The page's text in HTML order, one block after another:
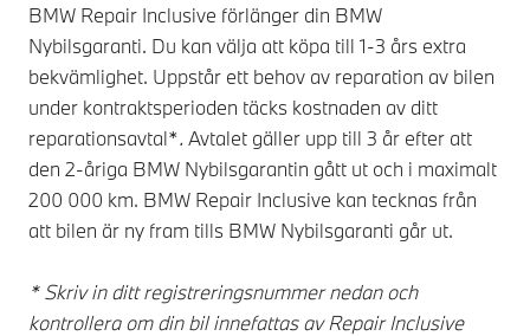
BMW Repair Inclusive förlänger din BMW
Nybilsgaranti. Du kan välja att köpa till 1-3 års extra
bekvämlighet. Uppstår ett behov av reparation av bilen
under kontraktsperioden täcks kostnaden av ditt
reparationsavtal*. Avtalet gäller upp till 3 år efter att
den 2-åriga BMW Nybilsgarantin gått ut och i maximalt
200 000 km. BMW Repair Inclusive kan tecknas från
att bilen är ny fram tills BMW Nybilsgaranti går ut.
* Skriv in ditt registreringsnummer nedan och
kontrollera om din bil innefattas av Repair Inclusive